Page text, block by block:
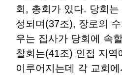
회, 총회가 있다. 당회
성되며(37조), 장로의
우는 집사가 당회에 속
찰회는(41조) 인접 지역
이루어지는데 각 교회